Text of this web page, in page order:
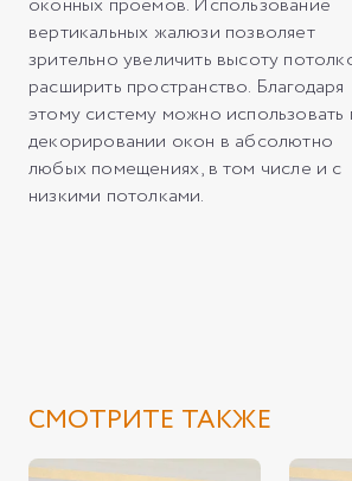
вертикальных жалюзи позволяет
зрительно увеличить высоту
расширить пространство. Благодаря
этому систему можно использовать
декорировании окон в абсолютно
любых помещениях, в том числе и с
низкими потолками.
СМОТРИТЕ ТАКЖЕ